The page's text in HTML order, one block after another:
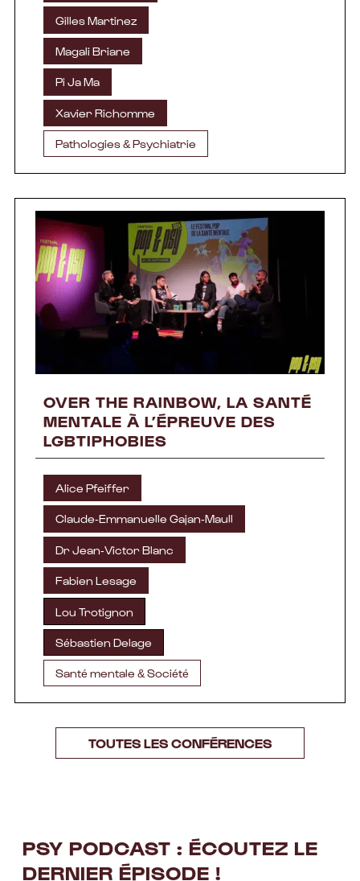
Gilles Martinez
Magali Briane
Pi Ja Ma
Xavier Richomme
Pathologies & Psychiatrie
OVER THE RAINBOW, LA SANTÉ
MENTALE À L’ÉPREUVE DES
LGBTIPHOBIES
Alice Pfeiffer
Claude-Emmanuelle Gajan-Maull
Dr Jean-Victor Blanc
Fabien Lesage
Lou Trotignon
Sébastien Delage
Santé mentale & Société
TOUTES LES CONFÉRENCES
PSY PODCAST : ÉCOUTEZ LE
DERNIER ÉPISODE !